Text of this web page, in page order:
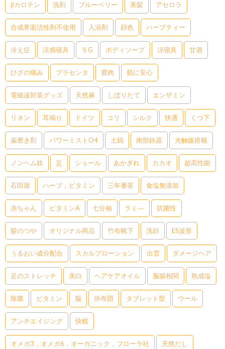
βカロテン 洗剤 ブルーベリー 美髪 アセロラ
合成界面活性剤不使用 入浴剤 顔色 ハーブティー
冷え症 涼感寝具 ５G ボディソープ 涼寝具 甘酒
ひざの痛み プラセンタ 鹿肉 肌に安心
電磁波対策グッズ 天然麻 しぼりたて エンザミン
リネン 耳鳴り ドイツ コリ シルク 快適 くつ下
歯磨き剤 パワーミストO4 土鍋 南部鉄器 光触媒搭載
ノンヘム鉄 足 ショール あかぎれ カカオ 超高性能
石田屋 ハーブ，ビタミン 三年番茶 食塩無添加
赤ちゃん ビタミンA 七分袖 ラミ― 抗菌性
髪のつや オリジナル商品 竹布靴下 洗顔 ES波形
うるおい成分配合 スカルプローション 出雲 ダメージヘア
足のストレッチ 美白 ヘアケアオイル 脳腸相関 熟成塩
除菌 ビタミン 脳 掛布団 タブレット型 ウール
アンチエイジング 快眠
オメガ3，オメガ6，オーガニック，フローラ社 天然だし